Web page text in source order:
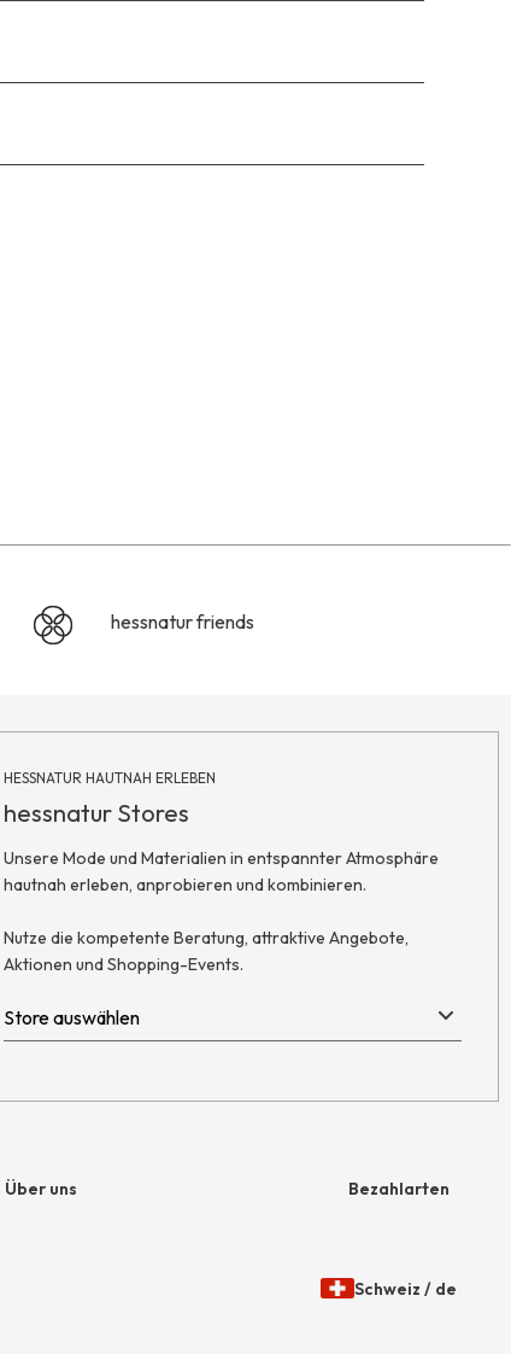
hessnatur friends
HESSNATUR HAUTNAH ERLEBEN
hessnatur Stores
Unsere Mode und Materialien in entspannter Atmosphäre
hautnah erleben, anprobieren und kombinieren.
Nutze die kompetente Beratung, attraktive Angebote,
Aktionen und Shopping-Events.
Über uns Bezahlarten
Amazon Pay
Öffnen
Gewähltes
Schweiz / de